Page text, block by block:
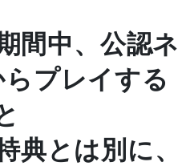
間中、公認ネ
プレイする
典とは別に、